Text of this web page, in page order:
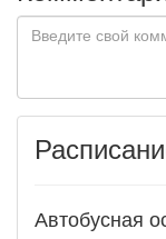
Автобусная